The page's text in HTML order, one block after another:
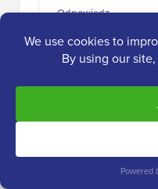
Odpowiedz
Wsparcie
Możesz